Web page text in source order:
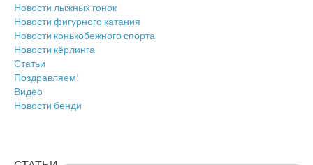
Новости лыжных гонок
Новости фигурного катания
Новости конькобежного спорта
Новости кёрлинга
Статьи
Поздравляем!
Видео
Новости бенди